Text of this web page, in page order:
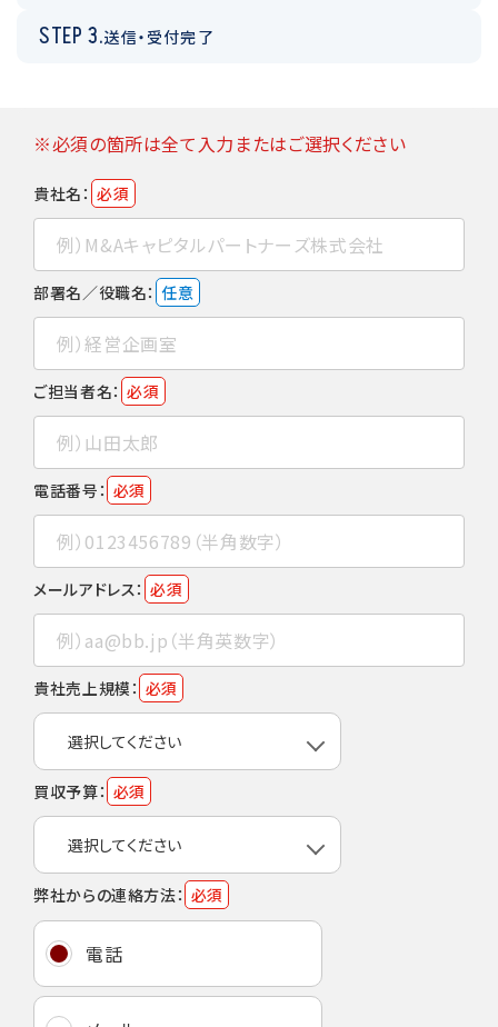
STEP 3.送信・受付完了
※必須の箇所は全て入力またはご選択ください
貴社名： 必須
部署名／役職名： 任意
ご担当者名： 必須
電話番号： 必須
メールアドレス： 必須
貴社売上規模： 必須
買収予算： 必須
弊社からの連絡方法： 必須
電話